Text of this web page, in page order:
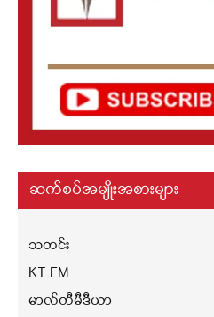
ဆက်စပ်အမျိုးအစားများ
သတင်း
KT FM
မာလ်တီမီဒီယာ